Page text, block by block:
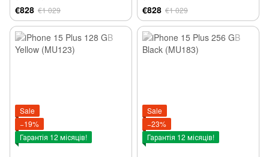
€828 €1 029 €828 €1 029
Sale
−19%
Гарантія 12 місяців!
Sale
−23%
Гарантія 12 місяців!